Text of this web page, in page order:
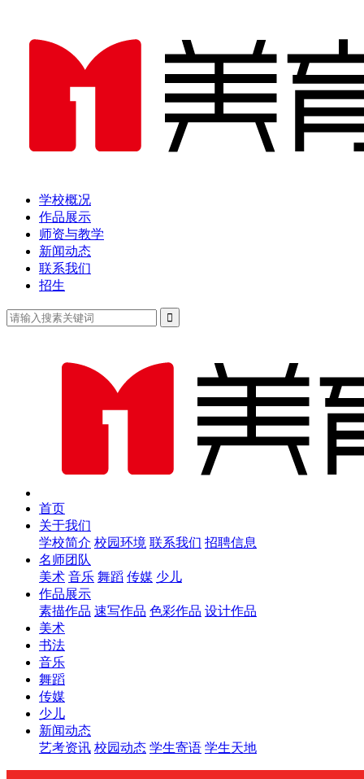
学校概况
作品展示
师资与教学
新闻动态
联系我们
招生
首页
关于我们
学校简介 校园环境 联系我们 招聘信息
名师团队
美术 音乐 舞蹈 传媒 少儿
作品展示
素描作品 速写作品 色彩作品 设计作品
美术
书法
音乐
舞蹈
传媒
少儿
新闻动态
艺考资讯 校园动态 学生寄语 学生天地